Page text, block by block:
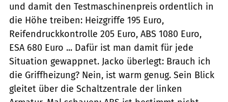
und damit den Testmaschinenpreis ordentlich in
die Höhe treiben: Heizgriffe 195 Euro,
Reifendruckkontrolle 205 Euro, ABS 1080 Euro,
ESA 680 Euro ... Dafür ist man damit für jede
Situation gewappnet. Jacko überlegt: Brauch ich
die Griffheizung? Nein, ist warm genug. Sein Blick
gleitet über die Schaltzentrale der linken